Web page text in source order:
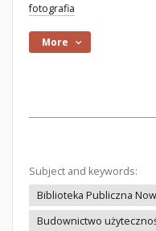
fotografia
More
Subject and keywords:
Biblioteka Publiczna
Budownictwo